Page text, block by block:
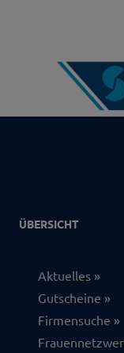
ÜBERSICHT
Aktuelles
Gutscheine
Firmensuche